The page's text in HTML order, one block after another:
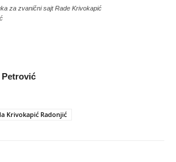
za zvanični sajt Rade Krivokapić
Petrović
Krivokapić Radonjić